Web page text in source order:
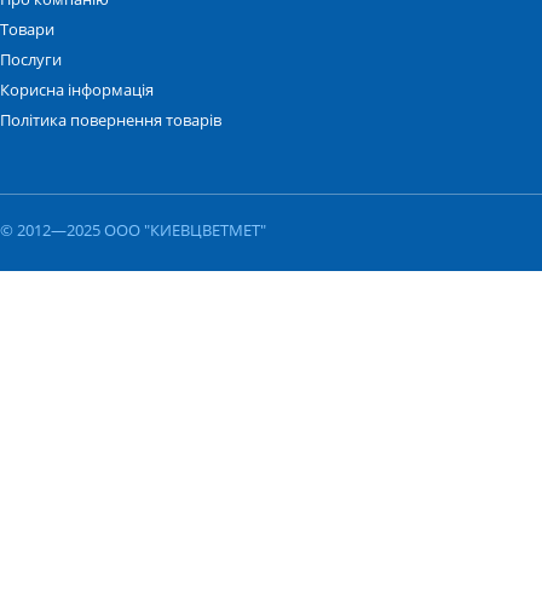
Товари
Послуги
Корисна інформація
Політика повернення товарів
© 2012—2025 ООО "КИЕВЦВЕТМЕТ"